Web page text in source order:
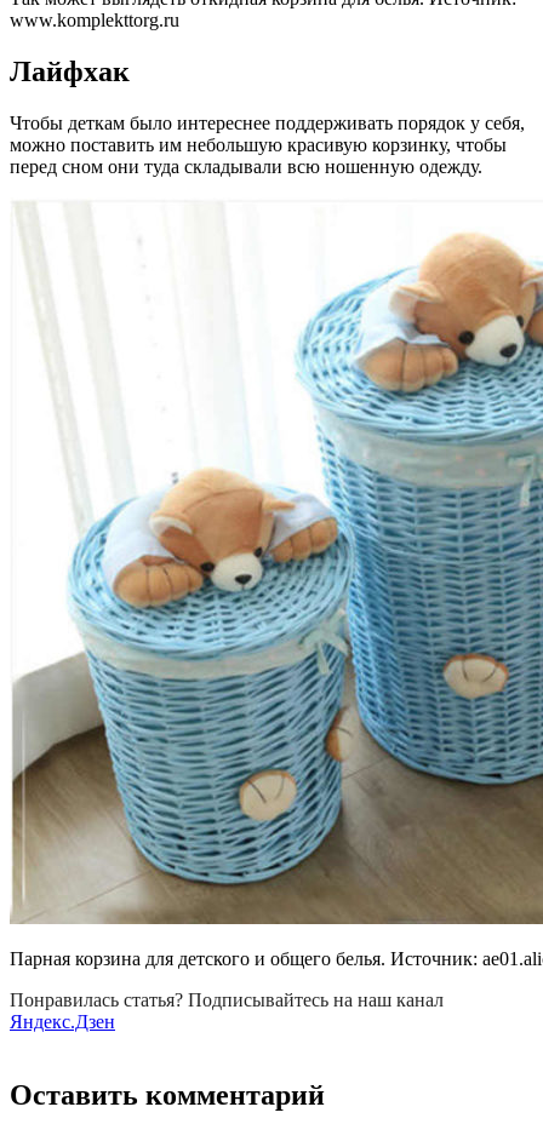
www.komplekttorg.ru
Лайфхак
Чтобы деткам было интереснее поддерживать порядок у себя,
можно поставить им небольшую красивую корзинку, чтобы
перед сном они туда складывали всю ношенную одежду.
Парная корзина для детского и общего белья. Источник:
Понравилась статья? Подписывайтесь на наш канал
Яндекс.Дзен
Оставить комментарий